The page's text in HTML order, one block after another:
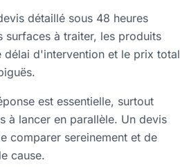
détaillé sous 48 heures
surfaces à traiter, les produits
délai d'intervention et le prix total
est essentielle, surtout
à lancer en parallèle. Un devis
comparer sereinement et de
cause.